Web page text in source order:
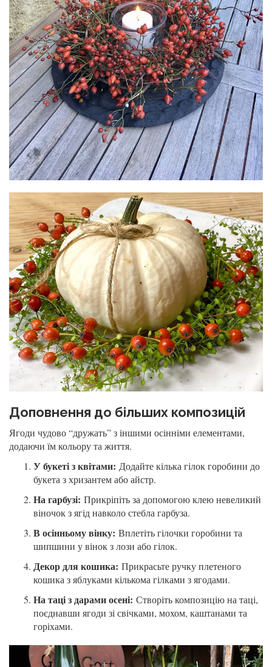
Доповнення до більших композицій
Ягоди чудово “дружать” з іншими осінніми елементами,
додаючи їм кольору та життя.
У букеті з квітами: Додайте кілька гілок горобини до
букета з хризантем або айстр.
На гарбузі: Прикріпіть за допомогою клею невеликий
віночок з ягід навколо стебла гарбуза.
В осінньому вінку: Вплетіть гілочки горобини та
шипшини у вінок з лози або гілок.
Декор для кошика: Прикрасьте ручку плетеного
кошика з яблуками кількома гілками з ягодами.
На таці з дарами осені: Створіть композицію на таці,
поєднавши ягоди зі свічками, мохом, каштанами та
горіхами.